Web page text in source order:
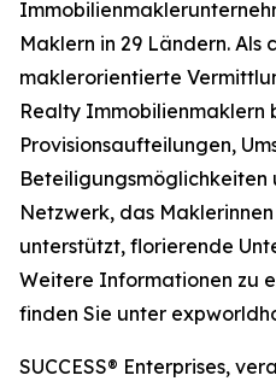
Maklern in 29 Ländern. Als
maklerorientierte
Realty Immobilienmaklern
Provisionsaufteilungen,
Beteiligungsmöglichkeiten
Netzwerk, das
unterstützt, florierende
Weitere Informationen zu
finden Sie unter
SUCCESS® Enterprises,